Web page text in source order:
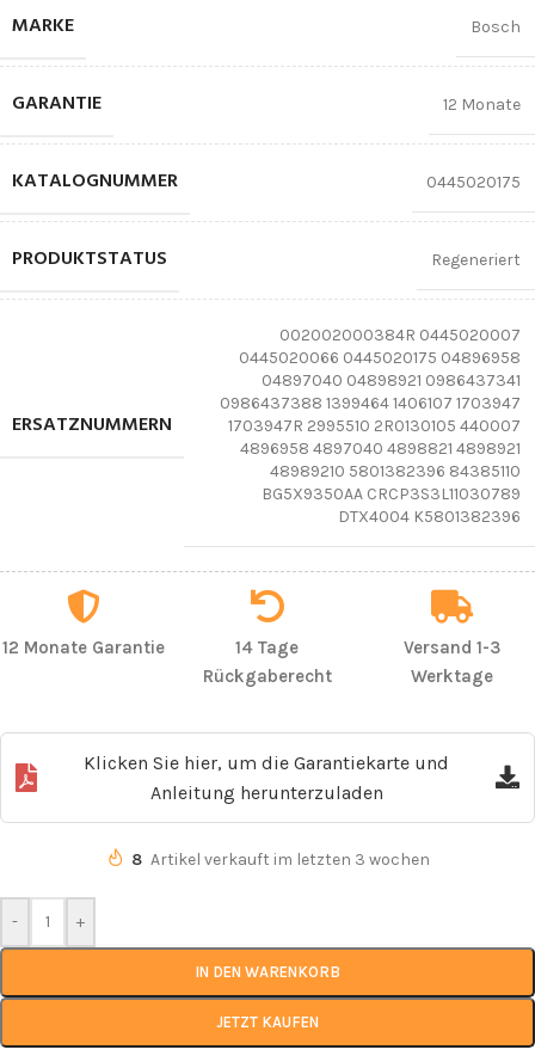
MARKE Bosch
GARANTIE 12 Monate
KATALOGNUMMER 0445020175
PRODUKTSTATUS Regeneriert
ERSATZNUMMERN
002002000384R 0445020007
0445020066 0445020175 04896958
04897040 04898921 0986437341
0986437388 1399464 1406107 1703947
1703947R 2995510 2R0130105 440007
4896958 4897040 4898821 4898921
48989210 5801382396 84385110
BG5X9350AA CRCP3S3L11030789
DTX4004 K5801382396
12 Monate Garantie
14 Tage
Rückgaberecht
Versand 1-3
Werktage
Klicken Sie hier, um die Garantiekarte und
Anleitung herunterzuladen
8 Artikel verkauft im letzten 3 wochen
- +
IN DEN WARENKORB
JETZT KAUFEN